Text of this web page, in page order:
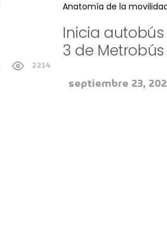
2214
Anatomía de la
Inicia
3 de Metrobús
septiembre 23,